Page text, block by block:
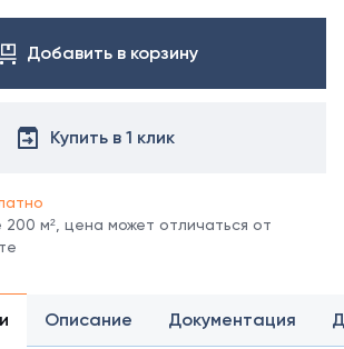
Добавить в корзину
Купить в 1 клик
м², цена может отличаться от
Описание Документация